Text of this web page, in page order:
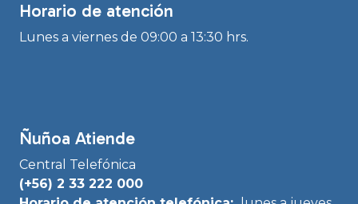
Horario de atención
Lunes a viernes de 09:00 a 13:30 hrs.
Ñuñoa Atiende
Central Telefónica
(+56) 2 33 222 000